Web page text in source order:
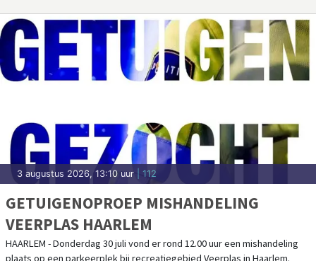
3 augustus 2026, 13:10 uur | 112
GETUIGENOPROEP MISHANDELING
VEERPLAS HAARLEM
HAARLEM - Donderdag 30 juli vond er rond 12.00 uur een mishandeling
plaats op een parkeerplek bij recreatiegebied Veerplas in Haarlem.